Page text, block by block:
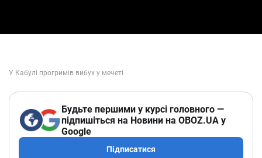
Будьте першими у курсі головного —
підпишіться на Новини на OBOZ.UA у
Google
Підписатися